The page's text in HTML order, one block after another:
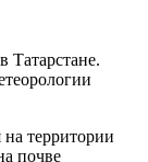
Татарстане.
территории
почве